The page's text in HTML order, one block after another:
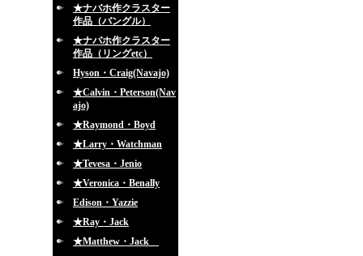
★ナバホ作クラスター
作品（バングル）
★ナバホ作クラスター
作品（リングetc）
Hyson・Craig(Navajo)
★Calvin・Peterson(Nav
ajo)
★Raymond・Boyd
★Larry・Watchman
★Tevesa・Jenio
★Veronica・Benally
Edison・Yazzie
★Ray・Jack
★Matthew・Jack